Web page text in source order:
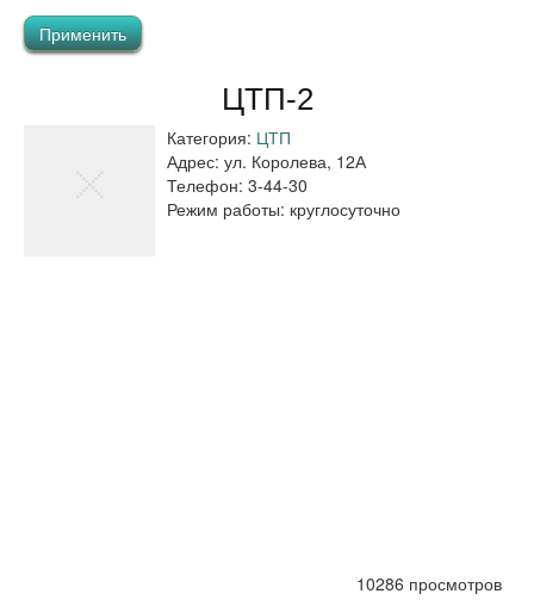
ЦТП-2
Категория: ЦТП
Адрес: ул. Королева, 12А
Телефон: 3-44-30
Режим работы: круглосуточно
10286 просмотров